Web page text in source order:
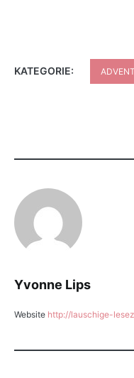
KATEGORIE:
Yvonne Lips
Website http://lauschige-